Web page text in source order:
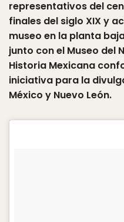
representativos del
finales del siglo XIX y
museo en la planta
junto con el Museo del
Historia Mexicana
iniciativa para la
México y Nuevo León.